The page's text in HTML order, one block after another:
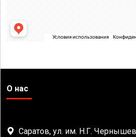
О нас
Саратов, ул. им. Н.Г.